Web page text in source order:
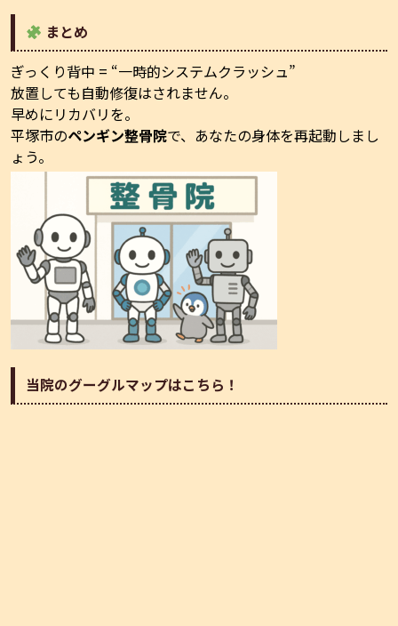
まとめ
ぎっくり背中 = “一時的システムクラッシュ”
放置しても自動修復はされません。
早めにリカバリを。
平塚市のペンギン整骨院で、あなたの身体を再起動しまし
ょう。
当院のグーグルマップはこちら！